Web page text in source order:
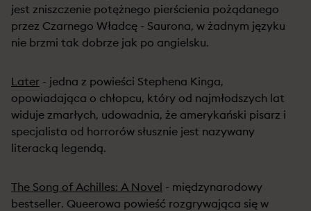
jest zniszczenie potężnego pierścienia pożądanego
przez Czarnego Władcę - Saurona, w żadnym języku
nie brzmi tak dobrze jak po angielsku.
Later - jedna z powieści Stephena Kinga,
opowiadająca o chłopcu, który od najmłodszych lat
widuje zmarłych, udowadnia, że amerykański pisarz i
specjalista od horrorów słusznie jest nazywany
literacką legendą.
The Song of Achilles: A Novel - międzynarodowy
bestseller. Queerowa powieść rozgrywająca się w